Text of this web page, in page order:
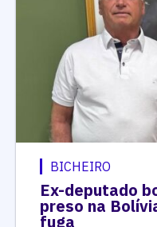
BICHEIRO
Ex-deputado
preso na
fuga